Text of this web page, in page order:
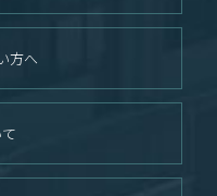
方へ